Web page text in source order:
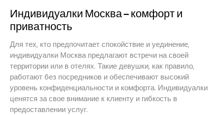
Индивидуалки Москва – комфорт и
приватность
Для тех, кто предпочитает спокойствие и уединение,
индивидуалки Москва предлагают встречи на своей
территории или в отелях. Такие девушки, как правило,
работают без посредников и обеспечивают высокий
уровень конфиденциальности и комфорта. Индивидуалки
ценятся за свое внимание к клиенту и гибкость в
предоставлении услуг.